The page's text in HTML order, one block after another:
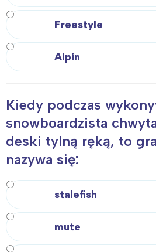
Freestyle
Alpin
Kiedy podczas
snowboardzista
deski tylną ręką, to
nazywa się:
stalefish
mute
Interesują mnie
tego
Warszawa
Trójmiasto
Poznań
Wrocław